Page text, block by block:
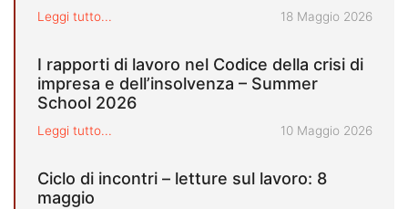
Leggi tutto... Pubblicato il
18 Maggio 2026
I rapporti di lavoro nel Codice della crisi di
impresa e dell’insolvenza – Summer
School 2026
Leggi tutto... Pubblicato il
10 Maggio 2026
Ciclo di incontri – letture sul lavoro: 8
maggio